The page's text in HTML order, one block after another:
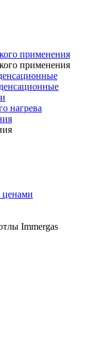
применения
применения
нагрева
ценами
Immergas